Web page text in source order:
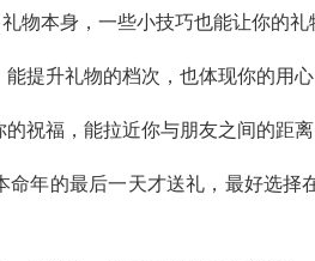
物本身，一些小技巧也能让你的礼
提升礼物的档次，也体现你的用心
祝福，能拉近你与朋友之间的距离
命年的最后一天才送礼，最好选择